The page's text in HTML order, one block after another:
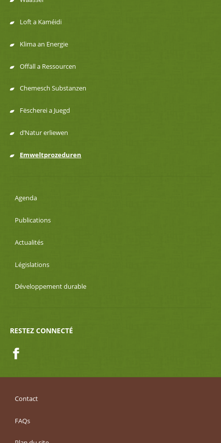
de
navigation
Loft a Kaméidi
Klima an Energie
Offäll a Ressourcen
Chemesch Substanzen
Fëscherei a Juegd
d’Natur erliewen
Emweltprozeduren
Agenda
Publications
Actualités
Législations
Développement durable
RESTEZ CONNECTÉ
Contact
FAQs